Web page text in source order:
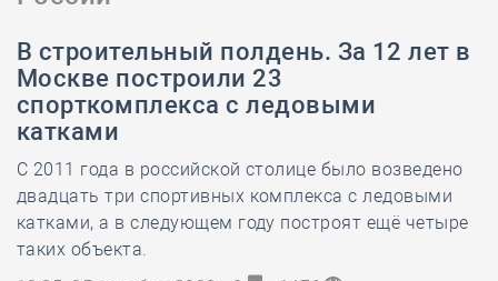
В строительный полдень. За 12 лет в
Москве построили 23
спорткомплекса с ледовыми
катками
С 2011 года в российской столице было возведено
двадцать три спортивных комплекса с ледовыми
катками, а в следующем году построят ещё четыре
таких объекта.